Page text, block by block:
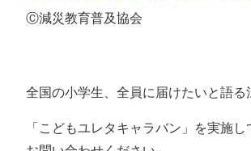
Ⓒ減災教育普及協会
全国の小学生、全員に届けたいと語る
「こどもユレタキャラバン」を実施